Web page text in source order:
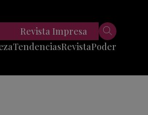
TendenciasRevistaPoder
Revista Impresa